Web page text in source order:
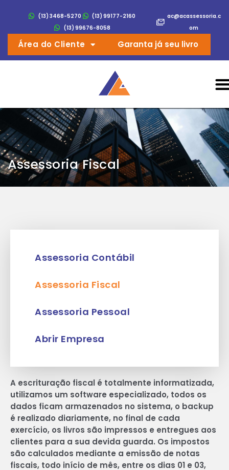
(13) 3468-5270
(13) 99177-2160
(13) 99676-8058
ac@acassessoria.c
om
Garanta já seu livro
Área do Cliente
Assessoria Fiscal
Assessoria Contábil
Assessoria Fiscal
Assessoria Pessoal
Abrir Empresa
A escrituração fiscal é totalmente informatizada,
utilizamos um software especializado, todos os
dados ficam armazenados no sistema, o backup
é realizado diariamente, no final de cada
exercício, os livros são impressos e entregues aos
clientes para a sua devida guarda. Os impostos
são calculados mediante a emissão de notas
fiscais, todo início de mês, entre os dias 01 e 03,